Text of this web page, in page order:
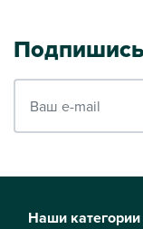
Наши категории